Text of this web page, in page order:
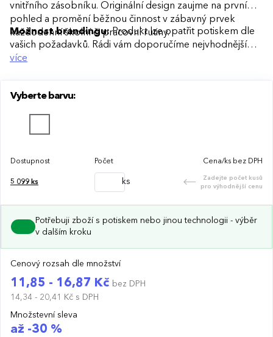
vnitřního zásobníku. Originální design zaujme na první
pohled a promění běžnou činnost v zábavný prvek
každodenní školní či pracovní rutiny.
Možnost brandingu:Produkt lze opatřit potiskem dle
vašich požadavků. Rádi vám doporučíme nejvhodnější
technologii potisku s ohledem na design i váš rozpočet.
více
Vyberte barvu:
Dostupnost Počet Cena/ks bez DPH
5 099 ks ks
Zadejte počet kusů
pro výhodnější cenu
Potřebuji zboží s potiskem nebo jinou technologii - výběr
v dalším kroku
Cenový rozsah dle množství
11,85 - 16,87 Kč bez DPH
14,34 - 20,41 Kč s DPH
Množstevní sleva
až -30 %